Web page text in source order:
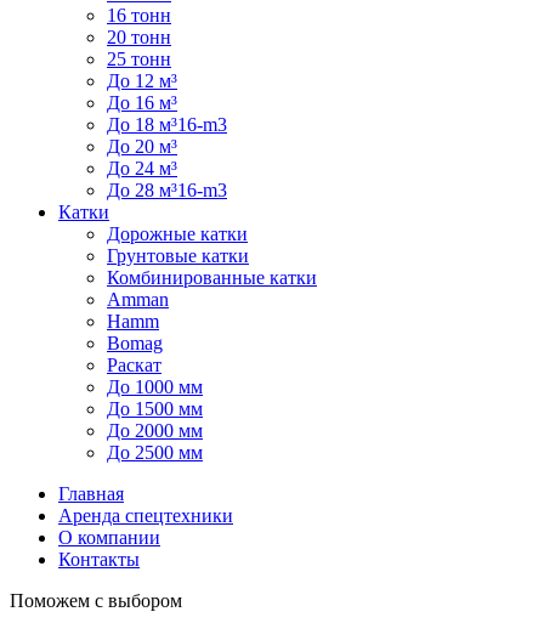
16 тонн
20 тонн
25 тонн
До 12 м³
До 16 м³
До 18 м³16-m3
До 20 м³
До 24 м³
До 28 м³16-m3
Катки
Дорожные катки
Грунтовые катки
Комбинированные катки
Amman
Hamm
Bomag
Раскат
До 1000 мм
До 1500 мм
До 2000 мм
До 2500 мм
Главная
Аренда спецтехники
О компании
Контакты
Поможем с выбором